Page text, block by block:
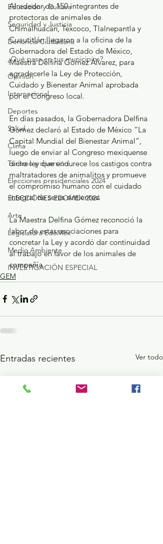
Educación y Cultura
Seguridad y Justicia
Denuncia Ciudadana
¿Qué pasa en tus municipios?
Opinión
Internacional
Deportes
Salud
Clima
Turismo y diversión
Elecciones presidenciales 2024
ELECCIONES EDOMEX 2024
Arte
Legislatura EdoMéx
Medio Ambiente
INVESTIGACIÓN ESPECIAL
Alrededor de 150 integrantes de
protectoras de animales de
Chimalhuacán, Texcoco, Tlalnepantla y
Cuautitlán llegaron a la oficina de la
Gobernadora del Estado de México,
Maestra Delfina Gómez Álvarez, para
agradecerle la Ley de Protección,
Cuidado y Bienestar Animal aprobada
por el Congreso local.
En días pasados, la Gobernadora Delfina
Gómez declaró al Estado de México “La
Capital Mundial del Bienestar Animal”,
luego de enviar al Congreso mexiquense
dicha ley que endurece los castigos contra
maltratadores de animalitos y promueve
el compromiso humano con el cuidado
integral de seres sintientes.
La Maestra Delfina Gómez reconoció la
labor de estas asociaciones para
concretar la Ley y acordó dar continuidad
al trabajo en favor de los animales de
compañía.
GEM
Entradas recientes Ver todo